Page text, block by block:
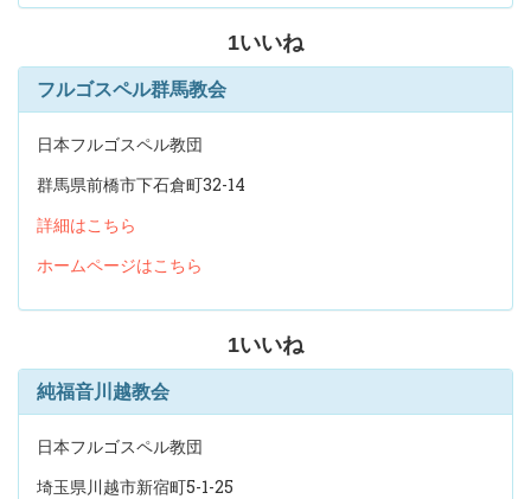
1いいね
フルゴスペル群馬教会
日本フルゴスペル教団
群馬県前橋市下石倉町32-14
詳細はこちら
ホームページはこちら
1いいね
純福音川越教会
日本フルゴスペル教団
埼玉県川越市新宿町5-1-25